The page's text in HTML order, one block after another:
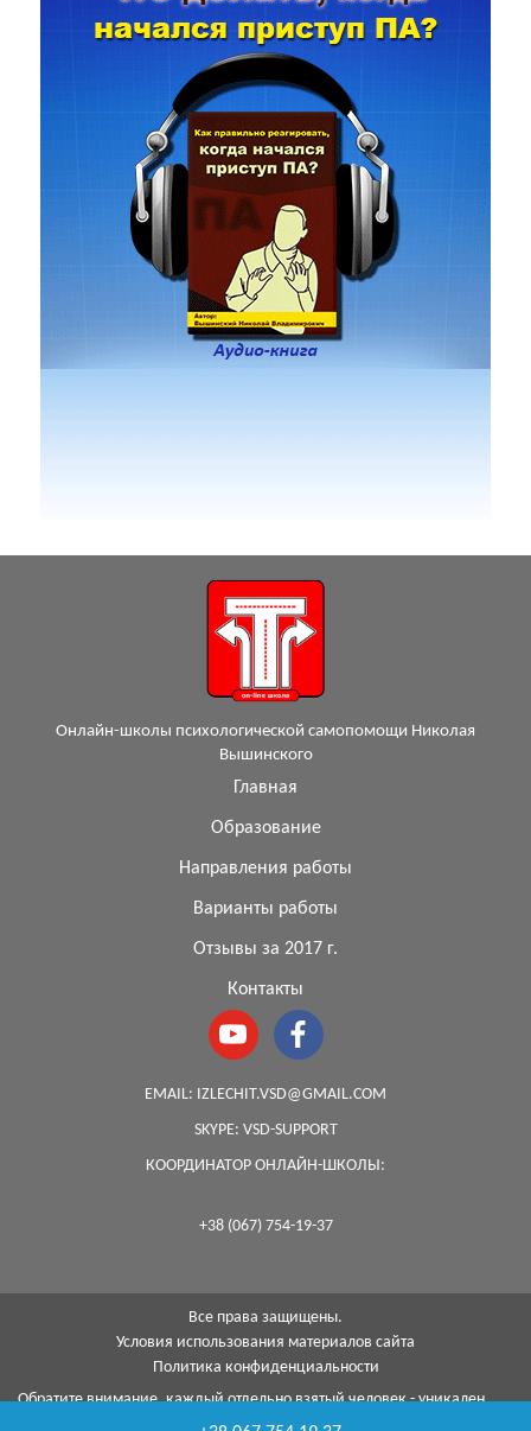
Онлайн-школы психологической самопомощи Николая
Вышинского
Главная
Образование
Направления работы
Варианты работы
Отзывы за 2017 г.
Контакты
EMAIL: IZLECHIT.VSD@GMAIL.COM
SKYPE: VSD-SUPPORT
КООРДИНАТОР ОНЛАЙН-ШКОЛЫ:
+38 (067) 754-19-37
Все права защищены.
Условия использования материалов сайта
Политика конфиденциальности
Обратите внимание, каждый отдельно взятый человек - уникален,